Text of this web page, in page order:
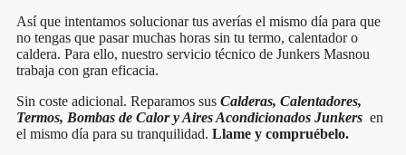
Así que intentamos solucionar tus averías el mismo día para que
no tengas que pasar muchas horas sin tu termo, calentador o
caldera. Para ello, nuestro servicio técnico de Junkers Masnou
trabaja con gran eficacia.
Sin coste adicional. Reparamos sus Calderas, Calentadores,
Termos, Bombas de Calor y Aires Acondicionados Junkers en
el mismo día para su tranquilidad. Llame y compruébelo.